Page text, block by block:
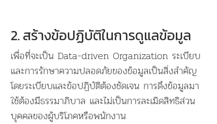
2. สร้างข้อปฏิบัติในการดูแลข้อมูล
เพื่อที่จะเป็น Data-driven Organization ระเบียบ
และการรักษาความปลอดภัยของข้อมูลเป็นสิ่งสำคัญ
โดยระเบียบและข้อปฏิบัติต้องชัดเจน การดึงข้อมูลมา
ใช้ต้องมีธรรมาภิบาล และไม่เป็นการละเมิดสิทธิส่วน
บุคคลของผู้บริโภคหรือพนักงาน